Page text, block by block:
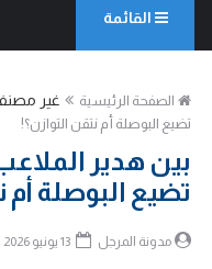
القائمة
الصفحة الرئيسية غير
تضيع البوصلة أم نتقن التوازن؟!
بين هدير
تضيع البوصلة أم
مدونة المرجل